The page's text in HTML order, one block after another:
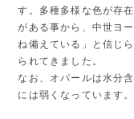
す。多種多様な色が存
がある事から、中世ヨ
ね備えている」と信じ
られてきました。
なお、オパールは水分
には弱くなっています